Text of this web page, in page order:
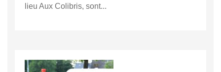
lieu Aux Colibris, sont...